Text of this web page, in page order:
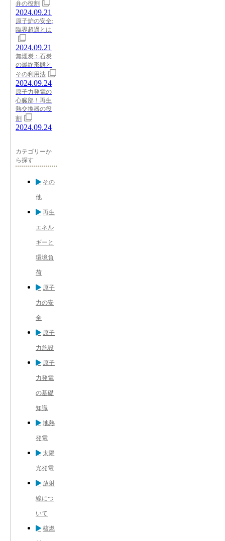
弁の役割
2024.09.21
原子炉の安全:
臨界超過とは
2024.09.21
無煙炭：石炭
の最終形態と
その利用法
2024.09.24
原子力発電の
心臓部！再生
熱交換器の役
割
2024.09.24
カテゴリーか
ら探す
その
他
再生
エネル
ギーと
環境負
荷
原子
力の安
全
原子
力施設
原子
力発電
の基礎
知識
地熱
発電
太陽
光発電
放射
線につ
いて
核燃